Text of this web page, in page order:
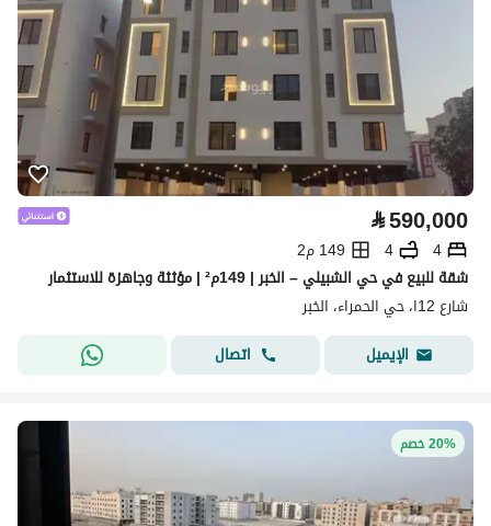
⃁590,000
4
4
149 م2
شقة للبيع في حي الشبيلي – الخبر | 149م² | مؤثثة وجاهزة للاستثمار
شارع 12ا، حي الحمراء، الخبر
الإيميل
اتصال
20% خصم